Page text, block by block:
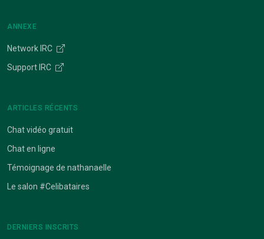
ANNEXE
Network IRC
Support IRC
ARTICLES RÉCENTS
Chat vidéo gratuit
Chat en ligne
Témoignage de nathanaelle
Le salon #Celibataires
DERNIERS INSCRITS